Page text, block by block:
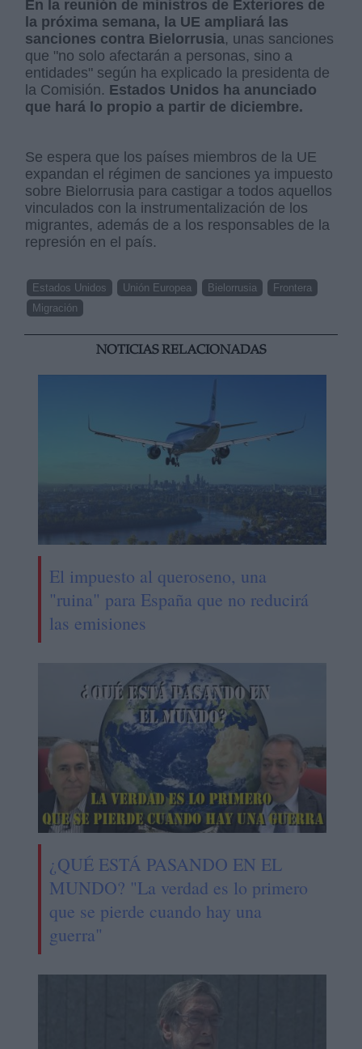
En la reunión de ministros de Exteriores de
la próxima semana, la UE ampliará las
sanciones contra Bielorrusia, unas sanciones
que "no solo afectarán a personas, sino a
entidades" según ha explicado la presidenta de
la Comisión. Estados Unidos ha anunciado
que hará lo propio a partir de diciembre.
Se espera que los países miembros de la UE
expandan el régimen de sanciones ya impuesto
sobre Bielorrusia para castigar a todos aquellos
vinculados con la instrumentalización de los
migrantes, además de a los responsables de la
represión en el país.
Estados Unidos Unión Europea Bielorrusia
Frontera
Migración
NOTICIAS RELACIONADAS
El impuesto al queroseno, una
"ruina" para España que no reducirá
las emisiones
¿QUÉ ESTÁ PASANDO EN EL
MUNDO? "La verdad es lo primero
que se pierde cuando hay una
guerra"